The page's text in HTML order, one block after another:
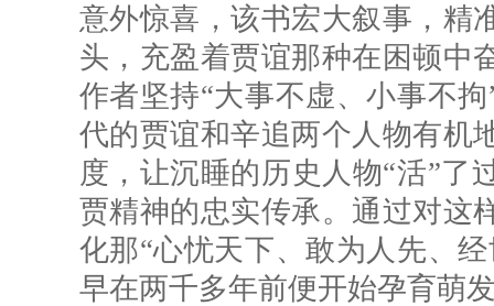
意外惊喜，该书宏大叙事，精
头，充盈着贾谊那种在困顿中
作者坚持“大事不虚、小事不
代的贾谊和辛追两个人物有机
度，让沉睡的历史人物“活”了
贾精神的忠实传承。通过对这
化那“心忧天下、敢为人先、
早在两千多年前便开始孕育萌